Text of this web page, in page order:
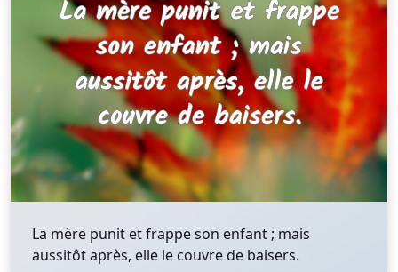
La mère punit et frappe son enfant ; mais
aussitôt après, elle le couvre de baisers.